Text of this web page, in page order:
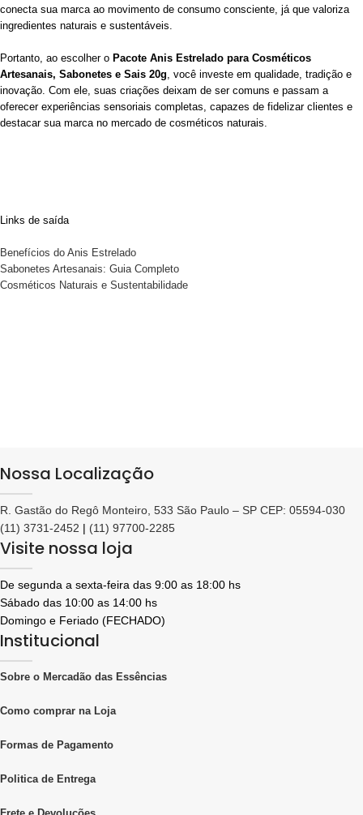
conecta sua marca ao movimento de consumo consciente, já que valoriza
ingredientes naturais e sustentáveis.
Portanto, ao escolher o Pacote Anis Estrelado para Cosméticos
Artesanais, Sabonetes e Sais 20g, você investe em qualidade, tradição e
inovação. Com ele, suas criações deixam de ser comuns e passam a
oferecer experiências sensoriais completas, capazes de fidelizar clientes e
destacar sua marca no mercado de cosméticos naturais.
Links de saída
Benefícios do Anis Estrelado
Sabonetes Artesanais: Guia Completo
Cosméticos Naturais e Sustentabilidade
Nossa Localização
R. Gastão do Regô Monteiro, 533 São Paulo – SP CEP: 05594-030
(11) 3731-2452 | (11) 97700-2285
Visite nossa loja
De segunda a sexta-feira das 9:00 as 18:00 hs
Sábado das 10:00 as 14:00 hs
Domingo e Feriado (FECHADO)
Institucional
Sobre o Mercadão das Essências
Como comprar na Loja
Formas de Pagamento
Politica de Entrega